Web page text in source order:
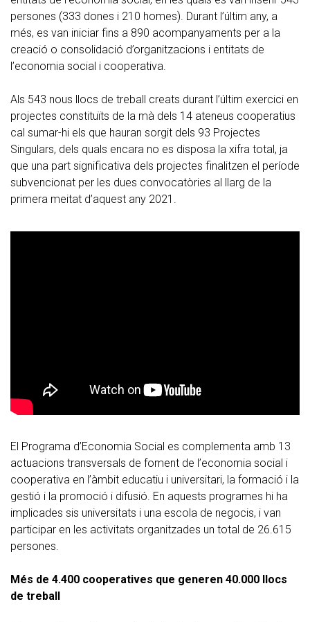
persones (333 dones i 210 homes). Durant l’últim any, a
més, es van iniciar fins a 890 acompanyaments per a la
creació o consolidació d’organitzacions i entitats de
l’economia social i cooperativa.
Als 543 nous llocs de treball creats durant l’últim exercici en
projectes constituïts de la mà dels 14 ateneus cooperatius
cal sumar-hi els que hauran sorgit dels 93 Projectes
Singulars, dels quals encara no es disposa la xifra total, ja
que una part significativa dels projectes finalitzen el període
subvencionat per les dues convocatòries al llarg de la
primera meitat d’aquest any 2021.
El Programa d’Economia Social es complementa amb 13
actuacions transversals de foment de l’economia social i
cooperativa en l’àmbit educatiu i universitari, la formació i la
gestió i la promoció i difusió. En aquests programes hi ha
implicades sis universitats i una escola de negocis, i van
participar en les activitats organitzades un total de 26.615
persones.
Més de 4.400 cooperatives que generen 40.000 llocs
de treball